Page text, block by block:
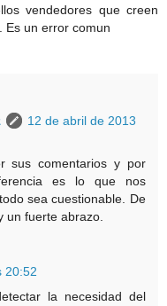
vendedores que creen
Es un error comun
12 de abril de 2013
sus comentarios y por
es lo que nos
sea cuestionable. De
un fuerte abrazo.
20:52
la necesidad del